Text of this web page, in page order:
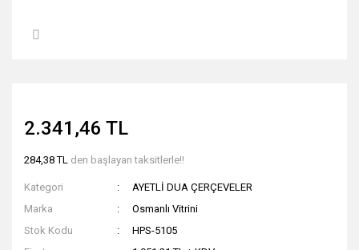
2.341,46 TL
284,38 TL den başlayan taksitlerle!!
Kategori
AYETLİ DUA ÇERÇEVELER
Marka
Osmanlı Vitrini
Stok Kodu
HPS-5105